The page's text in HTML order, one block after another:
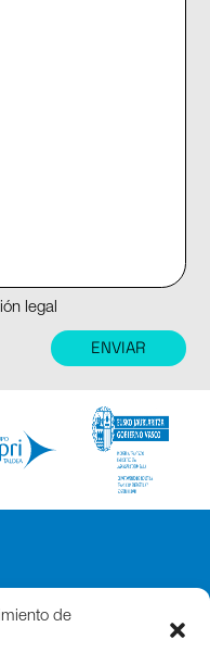
de
legal